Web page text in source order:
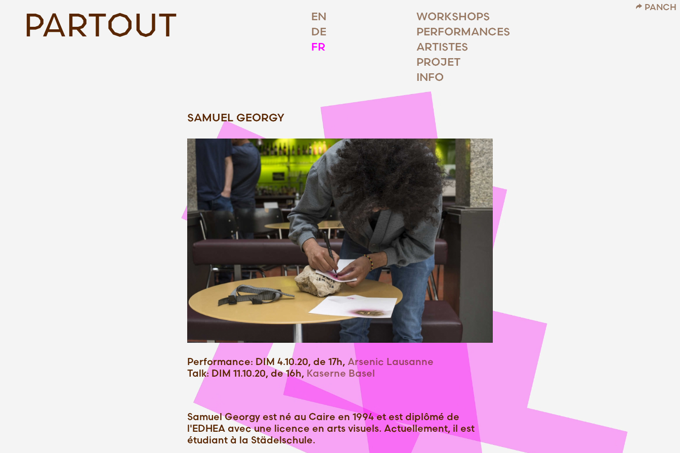
SAMUEL GEORGY
Performance: DIM 4.10.20, de 17h, Arsenic Lausanne
Talk: DIM 11.10.20, de 16h, Kaserne Basel
Samuel Georgy est né au Caire en 1994 et est diplômé de
l'EDHEA avec une licence en arts visuels. Actuellement, il est
étudiant à la Städelschule.
PARTOUT
EN
DE
FR
WORKSHOPS
PERFORMANCES
ARTISTES
PROJET
INFO
PANCH